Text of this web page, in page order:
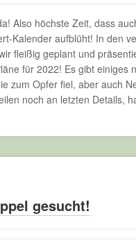
Also höchste Zeit, dass
Kalender aufblüht! In den
fleißig geplant und
für 2022! Es gibt einiges
zum Opfer fiel, aber auch
noch an letzten Details,
gesucht!